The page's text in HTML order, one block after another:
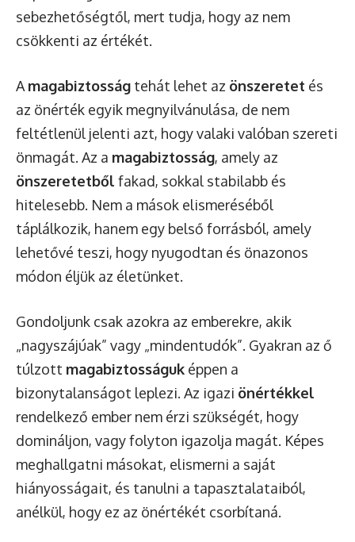
sebezhetőségtől, mert tudja, hogy az nem
csökkenti az értékét.
A magabiztosság tehát lehet az önszeretet és
az önérték egyik megnyilvánulása, de nem
feltétlenül jelenti azt, hogy valaki valóban szereti
önmagát. Az a magabiztosság, amely az
önszeretetből fakad, sokkal stabilabb és
hitelesebb. Nem a mások elismeréséből
táplálkozik, hanem egy belső forrásból, amely
lehetővé teszi, hogy nyugodtan és önazonos
módon éljük az életünket.
Gondoljunk csak azokra az emberekre, akik
„nagyszájúak” vagy „mindentudók”. Gyakran az ő
túlzott magabiztosságuk éppen a
bizonytalanságot leplezi. Az igazi önértékkel
rendelkező ember nem érzi szükségét, hogy
domináljon, vagy folyton igazolja magát. Képes
meghallgatni másokat, elismerni a saját
hiányosságait, és tanulni a tapasztalataiból,
anélkül, hogy ez az önértékét csorbítaná.